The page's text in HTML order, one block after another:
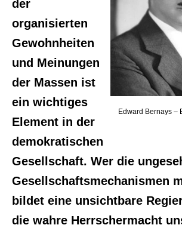
Edward Bernays –
der
organisierten
Gewohnheiten
und Meinungen
der Massen ist
ein wichtiges
Element in der
demokratischen
Gesellschaft. Wer die
Gesellschaftsmechanismen
bildet eine unsichtbare
die wahre Herrschermacht